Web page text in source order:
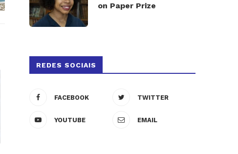
on Paper Prize
REDES SOCIAIS
FACEBOOK TWITTER
YOUTUBE EMAIL